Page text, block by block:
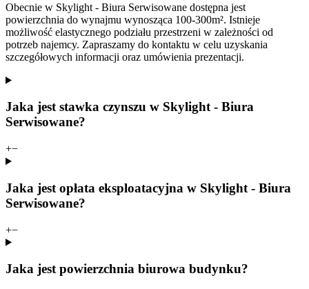
Obecnie w Skylight - Biura Serwisowane dostępna jest
powierzchnia do wynajmu wynosząca 100-300m². Istnieje
możliwość elastycznego podziału przestrzeni w zależności od
potrzeb najemcy. Zapraszamy do kontaktu w celu uzyskania
szczegółowych informacji oraz umówienia prezentacji.
Jaka jest stawka czynszu w Skylight - Biura
Serwisowane?
+−
Jaka jest opłata eksploatacyjna w Skylight - Biura
Serwisowane?
+−
Jaka jest powierzchnia biurowa budynku?